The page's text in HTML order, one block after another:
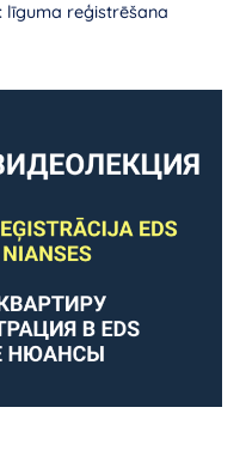
līguma reģistrēšana